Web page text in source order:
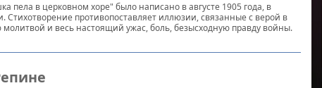
пела в церковном хоре" было написано в августе 1905 года, в
Стихотворение противопоставляет иллюзии, связанные с верой в
и весь настоящий ужас, боль, безысходную правду войны.